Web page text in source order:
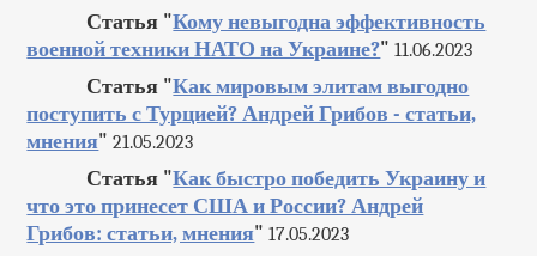
Статья "Кому невыгодна эффективность
военной техники НАТО на Украине?" 11.06.2023
Статья "Как мировым элитам выгодно
поступить с Турцией? Андрей Грибов - статьи,
мнения" 21.05.2023
Статья "Как быстро победить Украину и
что это принесет США и России? Андрей
Грибов: статьи, мнения" 17.05.2023